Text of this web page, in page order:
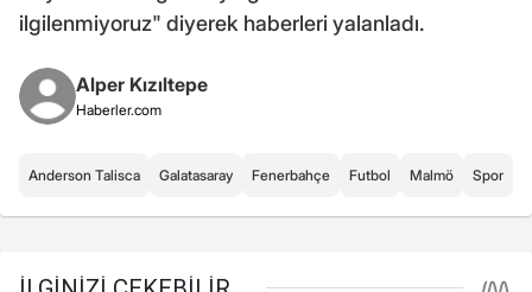
ilgilenmiyoruz" diyerek haberleri yalanladı.
Alper Kızıltepe
Haberler.com
Anderson Talisca Galatasaray Fenerbahçe Futbol Malmö Spor